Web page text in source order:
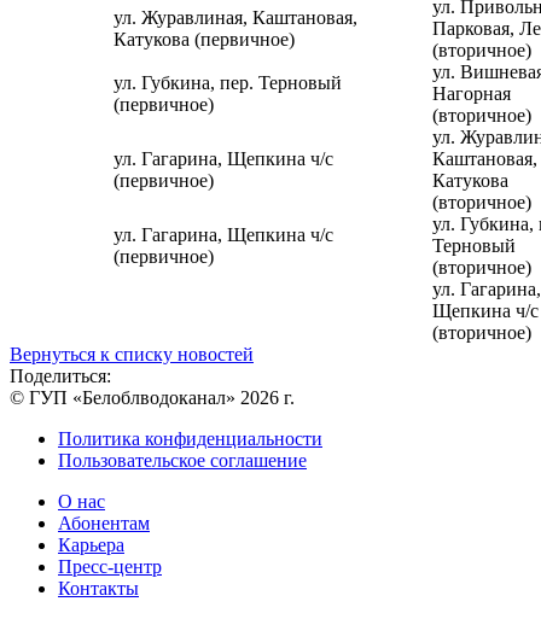
ул. Журавлиная, Каштановая,
Катукова (первичное)
ул.
Парковая,
(вторичное)
ул. Губкина, пер. Терновый
(первичное)
ул.
Нагорная
(вторичное)
ул. Гагарина, Щепкина ч/с
(первичное)
ул.
Каштановая,
Катукова
(вторичное)
ул. Гагарина, Щепкина ч/с
(первичное)
ул. Губкина,
Терновый
(вторичное)
ул. Гагарина,
Щепкина ч/с
(вторичное)
Вернуться к списку новостей
Поделиться:
© ГУП «Белоблводоканал» 2026 г.
Политика конфиденциальности
Пользовательское соглашение
О нас
Абонентам
Карьера
Пресс-центр
Контакты